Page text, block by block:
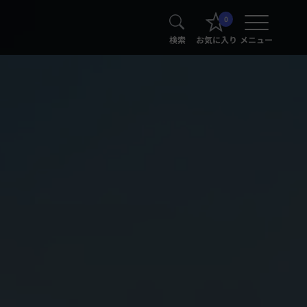
検索
0
お気に入り メニュー